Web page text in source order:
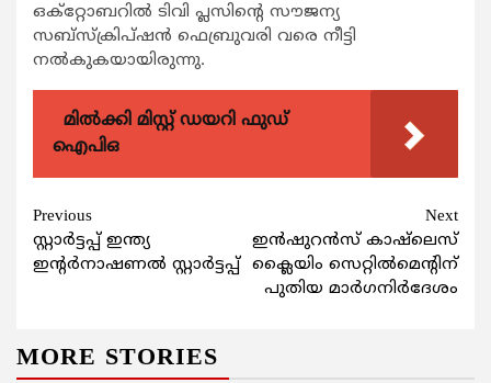
ഒക്റ്റോബറില്‍ ടിവി പ്ലസിന്‍റെ സൗജന്യ
സബ്സ്ക്രിപ്ഷന്‍ ഫെബ്രുവരി വരെ നീട്ടി
നല്‍കുകയായിരുന്നു.
മിൽക്കി മിസ്റ്റ് ഡയറി ഫുഡ്
ഐപിഒ
Continue
Reading
Previous
സ്റ്റാര്‍ട്ടപ്പ് ഇന്ത്യ
ഇന്‍റര്‍നാഷണല്‍ സ്റ്റാര്‍ട്ടപ്പ്
Next
ഇന്‍ഷുറന്‍സ് കാഷ്‍ലെസ്
ക്ലൈയിം സെറ്റില്‍മെന്‍റിന്
പുതിയ മാര്‍ഗനിര്‍ദേശം
MORE STORIES